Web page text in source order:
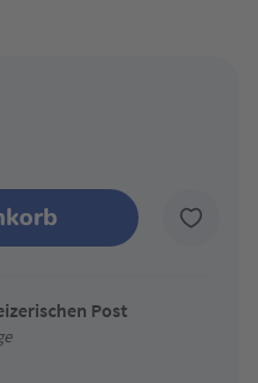
Post